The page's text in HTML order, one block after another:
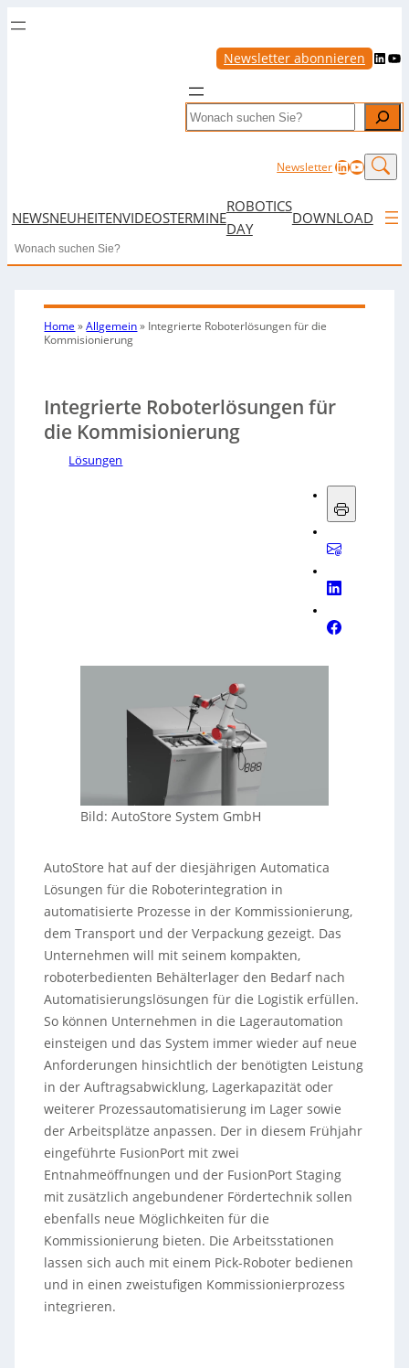
Newsletter abonnieren LinkedIn YouTube
Search
NewsletterLinkedIn
NEWSNEUHEITENVIDEOSTERMINE
ROBOTICS
DAY
DOWNLOAD
Search
Home »Allgemein» Integrierte Roboterlösungen für die
Kommisionierung
Integrierte Roboterlösungen für
die Kommisionierung
Lösungen
Bild: AutoStore System GmbH
AutoStore hat auf der diesjährigen Automatica
Lösungen für die Roboterintegration in
automatisierte Prozesse in der Kommissionierung,
dem Transport und der Verpackung gezeigt. Das
Unternehmen will mit seinem kompakten,
roboterbedienten Behälterlager den Bedarf nach
Automatisierungslösungen für die Logistik erfüllen.
So können Unternehmen in die Lagerautomation
einsteigen und das System immer wieder auf neue
Anforderungen hinsichtlich der benötigten Leistung
in der Auftragsabwicklung, Lagerkapazität oder
weiterer Prozessautomatisierung im Lager sowie
der Arbeitsplätze anpassen. Der in diesem Frühjahr
eingeführte FusionPort mit zwei
Entnahmeöffnungen und der FusionPort Staging
mit zusätzlich angebundener Fördertechnik sollen
ebenfalls neue Möglichkeiten für die
Kommissionierung bieten. Die Arbeitsstationen
lassen sich auch mit einem Pick-Roboter bedienen
und in einen zweistufigen Kommissionierprozess
integrieren.